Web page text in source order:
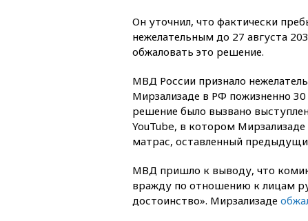
Он уточнил, что фактически
нежелательным до 27 августа
обжаловать это решение.
МВД России признало
Мирзализаде в РФ пожизненно 30
решение было вызвано
YouTube, в котором Мирзализаде
матрас, оставленный
МВД пришло к выводу, что
вражду по отношению к лицам
достоинство». Мирзализаде